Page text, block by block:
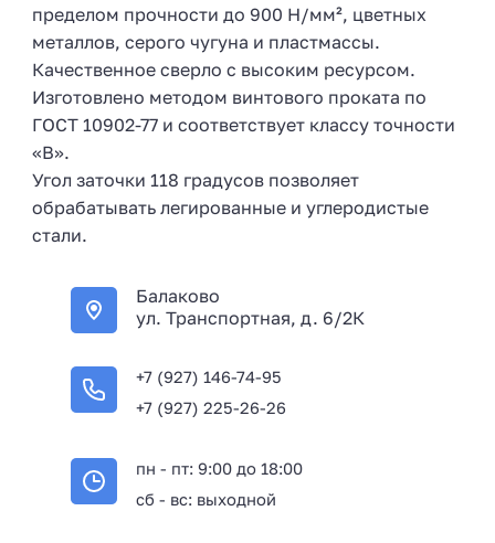
пределом прочности до 900 Н/мм², цветных
металлов, серого чугуна и пластмассы.
Качественное сверло с высоким ресурсом.
Изготовлено методом винтового проката по
ГОСТ 10902-77 и соответствует классу точности
«В».
Угол заточки 118 градусов позволяет
обрабатывать легированные и углеродистые
стали.
Балаково
ул. Транспортная, д. 6/2К
+7 (927) 146-74-95
+7 (927) 225-26-26
пн - пт: 9:00 до 18:00
сб - вс: выходной